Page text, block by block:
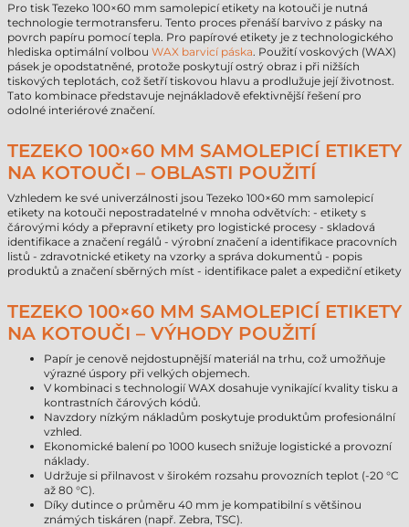
Pro tisk Tezeko 100×60 mm samolepicí etikety na kotouči je nutná
technologie termotransferu. Tento proces přenáší barvivo z pásky na
povrch papíru pomocí tepla. Pro papírové etikety je z technologického
hlediska optimální volbou WAX barvicí páska. Použití voskových (WAX)
pásek je opodstatněné, protože poskytují ostrý obraz i při nižších
tiskových teplotách, což šetří tiskovou hlavu a prodlužuje její životnost.
Tato kombinace představuje nejnákladově efektivnější řešení pro
odolné interiérové značení.
TEZEKO 100×60 MM SAMOLEPICÍ ETIKETY
NA KOTOUČI – OBLASTI POUŽITÍ
Vzhledem ke své univerzálnosti jsou Tezeko 100×60 mm samolepicí
etikety na kotouči nepostradatelné v mnoha odvětvích: - etikety s
čárovými kódy a přepravní etikety pro logistické procesy - skladová
identifikace a značení regálů - výrobní značení a identifikace pracovních
listů - zdravotnické etikety na vzorky a správa dokumentů - popis
produktů a značení sběrných míst - identifikace palet a expediční etikety
TEZEKO 100×60 MM SAMOLEPICÍ ETIKETY
NA KOTOUČI – VÝHODY POUŽITÍ
Papír je cenově nejdostupnější materiál na trhu, což umožňuje
výrazné úspory při velkých objemech.
V kombinaci s technologií WAX dosahuje vynikající kvality tisku a
kontrastních čárových kódů.
Navzdory nízkým nákladům poskytuje produktům profesionální
vzhled.
Ekonomické balení po 1000 kusech snižuje logistické a provozní
náklady.
Udržuje si přilnavost v širokém rozsahu provozních teplot (-20 °C
až 80 °C).
Díky dutince o průměru 40 mm je kompatibilní s většinou
známých tiskáren (např. Zebra, TSC).